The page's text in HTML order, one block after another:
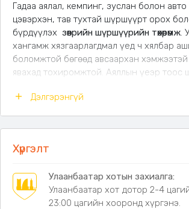
Гадаа аялал, кемпинг, зуслан болон
цэвэрхэн, тав тухтай шүршүүрт орох
бүрдүүлэх зөөврийн шүршүүрийн төхөөрөмж.
хангамж хязгаарлагдмал үед ч хялбар
боломжтой бөгөөд авсаархан хэмжээтэй
явахад тохиромжтой. Аяллын үеэр тоос
тэжээвэр амьтнаа угаах зэрэг олон
ухаалаг шүршүүр
газартаа усанд орох боломжтой
Халуун хүйтний мэдрэгчтэйтул
тааруулаад ая тухтай шүршүүрт
Дэлгэрэнгүй
Хүргэлт
Улаанбаатар хотын захиалга:
Улаанбаатар хот дотор 2-4
23:00 цагийн хооронд хүргэнэ.